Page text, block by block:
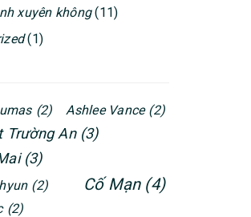
xuyên không(11)
(1)
(2) Ashlee Vance (2)
Trường An (3)
(3)
(2) Cố Mạn (4)
(2)